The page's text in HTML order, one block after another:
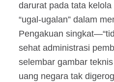
darurat pada tata
“ugal-ugalan” dalam
Pengakuan
sehat administrasi
selembar gambar
uang negara tak